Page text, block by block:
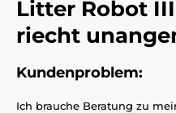
Litter Robot
riecht
Kundenproblem:
Ich brauche Beratung zu